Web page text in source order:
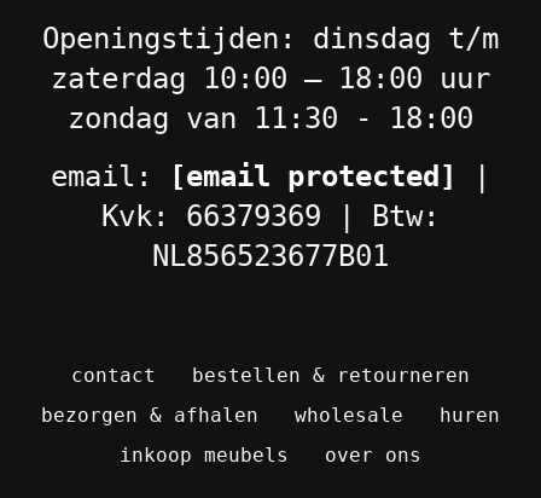
Openingstijden: dinsdag t/m
zaterdag 10:00 – 18:00 uur
zondag van 11:30 - 18:00
email:
[email protected]
Kvk: 66379369 | Btw:
NL856523677B01
contact
bestellen & retourneren
bezorgen & afhalen
wholesale
huren
inkoop meubels
over ons